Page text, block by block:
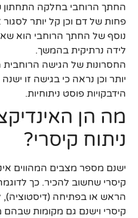
החתך הרוחבי בחלקה התחתון
פחות של דם וכן קל יותר לסגור
נוסף של החתך הרוחבי הוא
לידה נרתיקית בהמשך.
החסרונות של הגישה הרוחבית
יותר וכן נראה כי בגישה זו
הידבקויות פוסט ניתוחיות.
מה הן
ניתוח קיסרי?
ישנם מספר מצבים המהווים
קיסרי שחשוב להכיר. כך
הראש או בפתיחה (דיסטוציה),
קיסרי וישנם גם מקומות שבהם